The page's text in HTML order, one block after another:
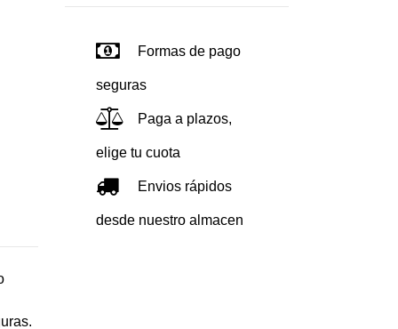
Formas de pago
seguras
Paga a plazos,
elige tu cuota
Envios rápidos
desde nuestro almacen